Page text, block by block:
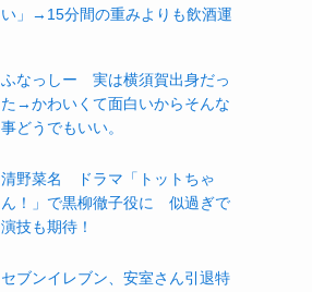
い」→15分間の重みよりも飲酒運
ふなっしー 実は横須賀出身だっ
た→かわいくて面白いからそんな
事どうでもいい。
清野菜名 ドラマ「トットちゃ
ん！」で黒柳徹子役に 似過ぎで
演技も期待！
セブンイレブン、安室さん引退特